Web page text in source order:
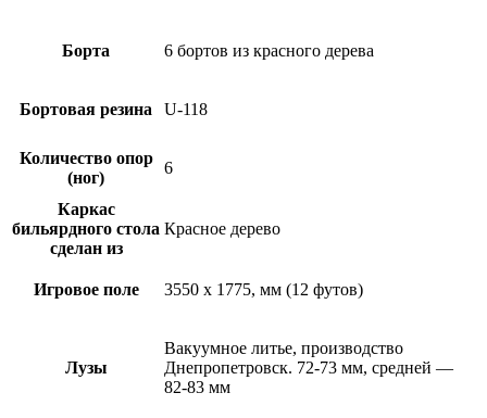
Борта 6 бортов из красного дерева
Бортовая резина U-118
Количество опор
(ног)
6
Каркас
бильярдного стола
сделан из
Красное дерево
Игровое поле 3550 х 1775, мм (12 футов)
Лузы
Вакуумное литье, производство
Днепропетровск. 72-73 мм, средней —
82-83 мм